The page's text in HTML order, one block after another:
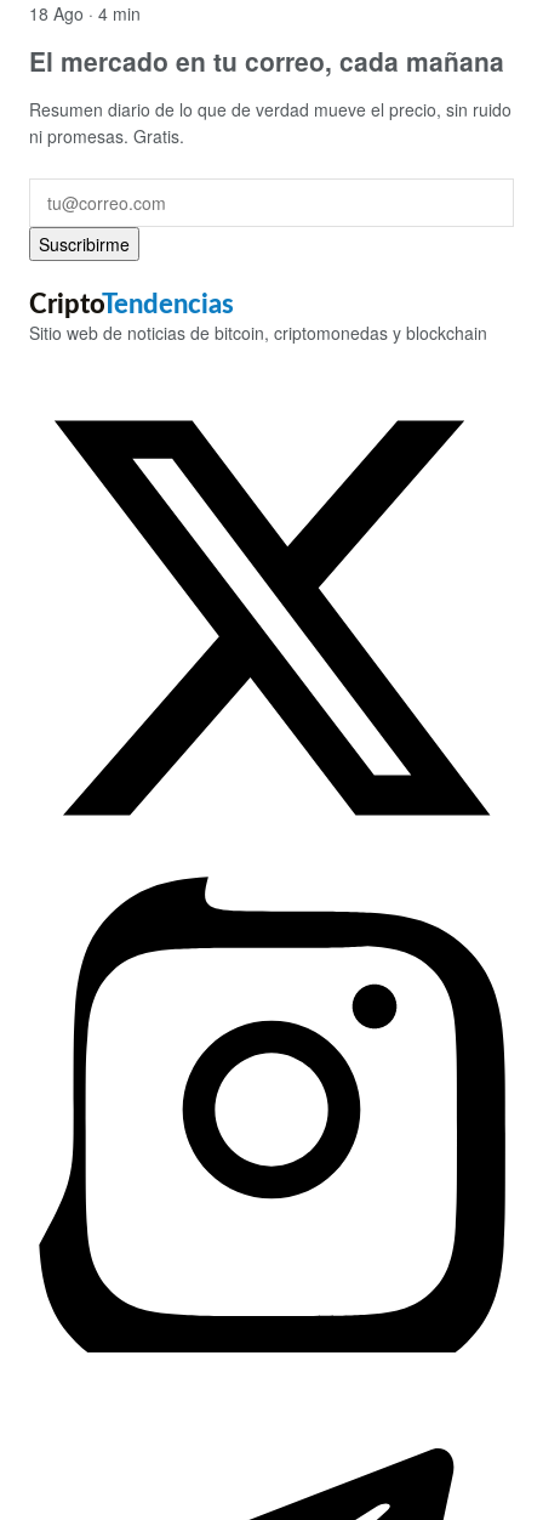
18 Ago · 4 min
El mercado en tu correo, cada mañana
Resumen diario de lo que de verdad mueve el precio, sin ruido
ni promesas. Gratis.
Suscribirme
CriptoTendencias
Sitio web de noticias de bitcoin, criptomonedas y blockchain